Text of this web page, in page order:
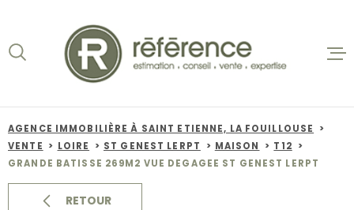
la
recherche
menu
principal
contenu
ACCUEIL
VENTES
BIENS
AGENCE IMMOBILIÈRE À SAINT ETIENNE, LA FOUILLOUSE
VENTE
LOIRE ST GENEST LERPT MAISON
T12
GRANDE BATISSE 269M2 VUE DEGAGEE ST GENEST LERPT
RETOUR